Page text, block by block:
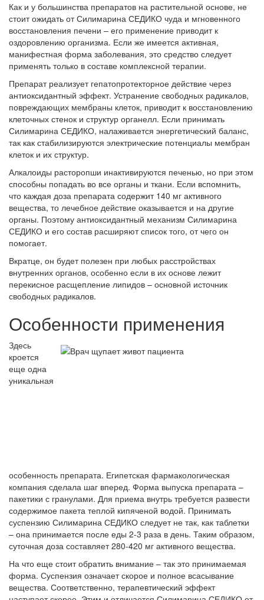
Как и у большинства препаратов на растительной основе, не
стоит ожидать от Силимарина СЕДИКО чуда и мгновенного
восстановления печени – его применение приводит к
оздоровлению организма. Если же имеется активная,
манифестная форма заболевания, это средство следует
применять только в составе комплексной терапии.
Препарат реализует гепатопротекторное действие через
антиоксидантный эффект. Устранение свободных радикалов,
повреждающих мембраны клеток, приводит к восстановлению
клеточных стенок и структур органелл. Если принимать
Силимарина СЕДИКО, налаживается энергетический баланс,
так как стабилизируются электрические потенциалы мембран
клеток и их структур.
Алкалоиды расторопши инактивируются печенью, но при этом
способны попадать во все органы и ткани. Если вспомнить,
что каждая доза препарата содержит 140 мг активного
вещества, то лечебное действие оказывается и на другие
органы. Поэтому антиоксидантный механизм Силимарина
СЕДИКО и его состав расширяют список того, от чего он
помогает.
Вкратце, он будет полезен при любых расстройствах
внутренних органов, особенно если в их основе лежит
перекисное расщепление липидов – основной источник
свободных радикалов.
Особенности применения
Здесь
кроется
еще одна
уникальная
особенность препарата. Египетская фармакологическая
компания сделала шаг вперед. Форма выпуска препарата –
пакетики с гранулами. Для приема внутрь требуется развести
содержимое пакета теплой кипяченой водой. Принимать
суспензию Силимарина СЕДИКО следует не так, как таблетки
– она принимается после еды 2-3 раза в день. Таким образом,
суточная доза составляет 280-420 мг активного вещества.
На что еще стоит обратить внимание – так это принимаемая
форма. Суспензия означает скорое и полное всасывание
вещества. Соответственно, терапевтический эффект